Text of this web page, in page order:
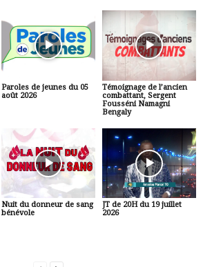
Paroles de jeunes du 05
août 2026
Témoignage de l’ancien
combattant, Sergent
Fousséni Namagni
Bengaly
Nuit du donneur de sang
bénévole
JT de 20H du 19 juillet
2026